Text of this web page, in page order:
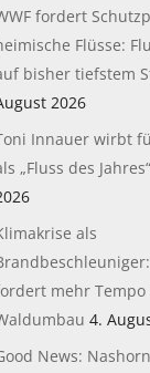
fordert
Flüsse:
bisher tiefstem
2026
Innauer wirbt
„Fluss des Jahres“
als
mehr Tempo
4.
News: